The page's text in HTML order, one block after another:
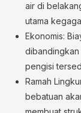
air di
utama
Ekonomis:
pengisi
Ramah
bebatuan